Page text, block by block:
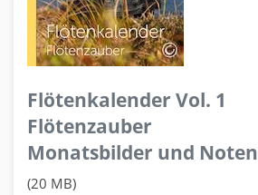
Flötenkalender Vol. 1
Flötenzauber
Monatsbilder und Noten
(20 MB)